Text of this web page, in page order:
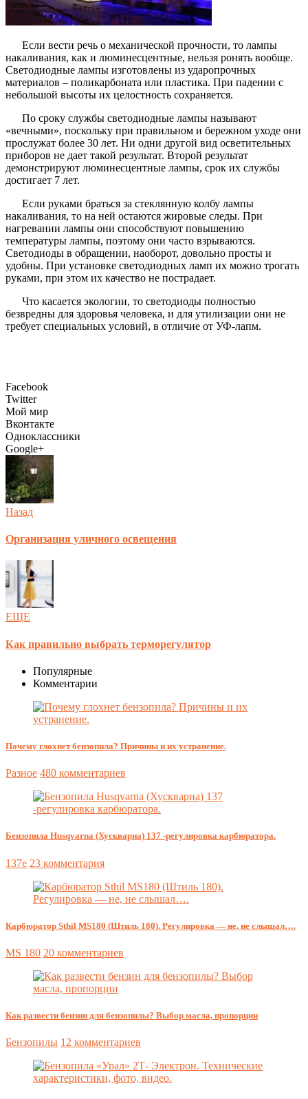
Если вести речь о механической прочности, то лампы
накаливания, как и люминесцентные, нельзя ронять вообще.
Светодиодные лампы изготовлены из ударопрочных
материалов – поликарбоната или пластика. При падении с
небольшой высоты их целостность сохраняется.
По сроку службы светодиодные лампы называют
«вечными», поскольку при правильном и бережном уходе они
прослужат более 30 лет. Ни одни другой вид осветительных
приборов не дает такой результат. Второй результат
демонстрируют люминесцентные лампы, срок их службы
достигает 7 лет.
Если руками браться за стеклянную колбу лампы
накаливания, то на ней остаются жировые следы. При
нагревании лампы они способствуют повышению
температуры лампы, поэтому они часто взрываются.
Светодиоды в обращении, наоборот, довольно просты и
удобны. При установке светодиодных ламп их можно трогать
руками, при этом их качество не пострадает.
Что касается экологии, то светодиоды полностью
безвредны для здоровья человека, и для утилизации они не
требует специальных условий, в отличие от УФ-лапм.
Facebook
Twitter
Мой мир
Вконтакте
Одноклассники
Google+
Назад
Организация уличного освещения
ЕЩЕ
Как правильно выбрать терморегулятор
Популярные
Комментарии
Почему глохнет бензопила? Причины и их устранение.
Разное 480 комментариев
Бензопила Husqvarna (Хускварна) 137 -регулировка карбюратора.
137e 23 комментария
Карбюратор Sthil MS180 (Штиль 180). Регулировка — не, не слышал….
MS 180 20 комментариев
Как развести бензин для бензопилы? Выбор масла, пропорции
Бензопилы 12 комментариев